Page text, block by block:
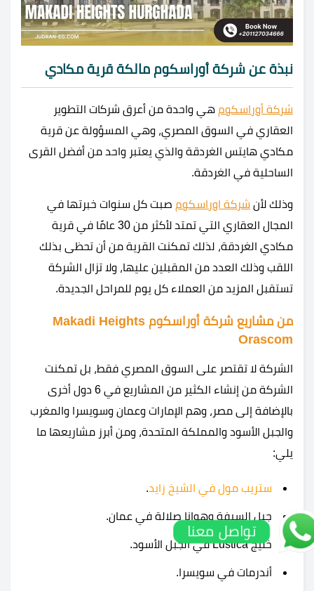
نبذة عن شركة أوراسكوم مالكة قرية مكادي
شركة أوراسكوم هي واحدة من أعرق شركات التطوير
العقاري في السوق المصري، وهي المسؤولة عن قرية
مكادي هايتس الغردقة والذي يعتبر واحد من أفضل القرى
الساحلية في الغردقة.
وذلك لأن شركة اوراسكوم صبت كل سنوات خبرتها في
المجال العقاري التي تمتد لأكثر من 30 عامًا في قرية
مكادي الغردقة، لذلك تمكنت القرية من أن تحظى بذلك
اللقب وذلك العدد من المقبلين عليها، ولا تزال الشركة
تستقبل المزيد من العملاء كل يوم للمراحل الجديدة.
من مشاريع شركة أوراسكوم Makadi Heights
Orascom
الشركة لا تقتصر على السوق المصري فقط، بل تمكنت
الشركة من إنشاء الكثير من المشاريع في 6 دول أخرى
بالإضافة إلى مصر، وهم الإمارات وعمان وسويسرا والمغرب
والجبل الأسود والمملكة المتحدة، ومن أبرز مشاريعها ما
يلي:
ستريب مول في الشيخ زايد.
جبل السيفة وهوانا صلالة في عمان.
خليج Luštica في الجبل الأسود.
أندرمات في سويسرا.
تواصل معنا